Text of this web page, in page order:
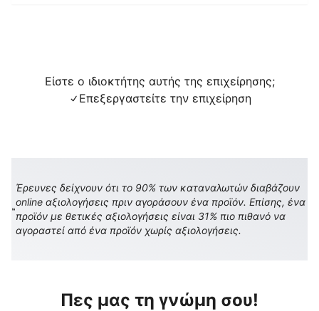
Είστε ο ιδιοκτήτης αυτής της επιχείρησης;
Επεξεργαστείτε την επιχείρηση
Έρευνες δείχνουν ότι το 90% των καταναλωτών διαβάζουν
online αξιολογήσεις πριν αγοράσουν ένα προϊόν. Επίσης, ένα
προϊόν με θετικές αξιολογήσεις είναι 31% πιο πιθανό να
αγοραστεί από ένα προϊόν χωρίς αξιολογήσεις.
Πες μας τη γνώμη σου!